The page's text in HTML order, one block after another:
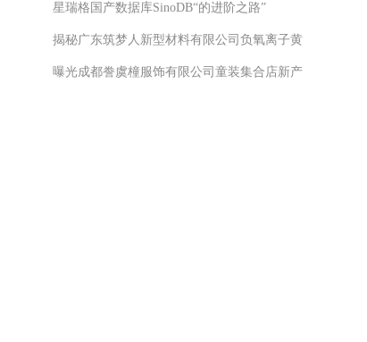
星瑞格国产数据库SinoDB“的进阶之路”
揭秘广东筑梦人新型材料有限公司负氧离子黄晶板简约
曝光成都誊虞橦服饰有限公司童装集合店新产品能在第